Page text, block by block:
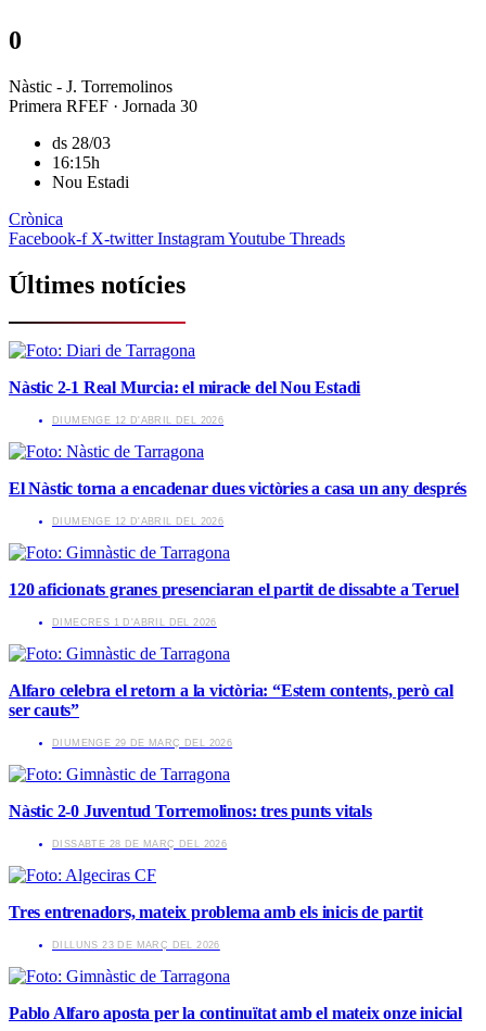
0
Nàstic - J. Torremolinos
Primera RFEF · Jornada 30
ds 28/03
16:15h
Nou Estadi
Crònica
Facebook-f X-twitter InstagramYoutube Threads
Últimes notícies
Nàstic 2-1 Real Murcia: el miracle del Nou Estadi
​DIUMENGE 12 D'ABRIL DEL 2026
El Nàstic torna a encadenar dues victòries a casa un any després
​DIUMENGE 12 D'ABRIL DEL 2026
120 aficionats granes presenciaran el partit de dissabte a Teruel
​DIMECRES 1 D'ABRIL DEL 2026
Alfaro celebra el retorn a la victòria: “Estem contents, però cal
ser cauts”
​DIUMENGE 29 DE MARÇ DEL 2026
Nàstic 2-0 Juventud Torremolinos: tres punts vitals
​DISSABTE 28 DE MARÇ DEL 2026
Tres entrenadors, mateix problema amb els inicis de partit
​DILLUNS 23 DE MARÇ DEL 2026
Pablo Alfaro aposta per la continuïtat amb el mateix onze inicial